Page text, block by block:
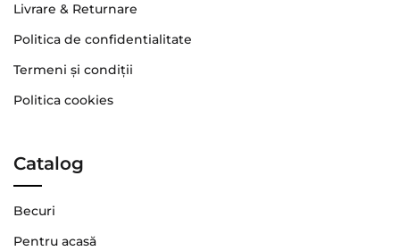
Livrare & Returnare
Politica de confidentialitate
Termeni şi condiţii
Politica cookies
Catalog
Becuri
Pentru acasă